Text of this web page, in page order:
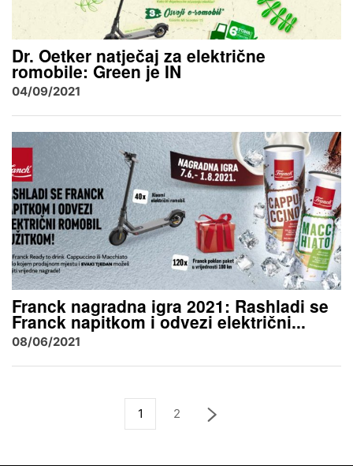
Dr. Oetker natječaj za električne
romobile: Green je IN
04/09/2021
Franck nagradna igra 2021: Rashladi se
Franck napitkom i odvezi električni...
08/06/2021
1 2